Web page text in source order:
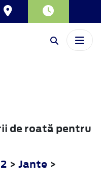
de roată pentru
> Jante >